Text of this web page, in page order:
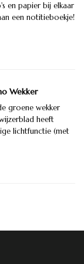
en papier bij elkaar
een notitieboekje!
Wekker
groene wekker
heeft
lichtfunctie (met